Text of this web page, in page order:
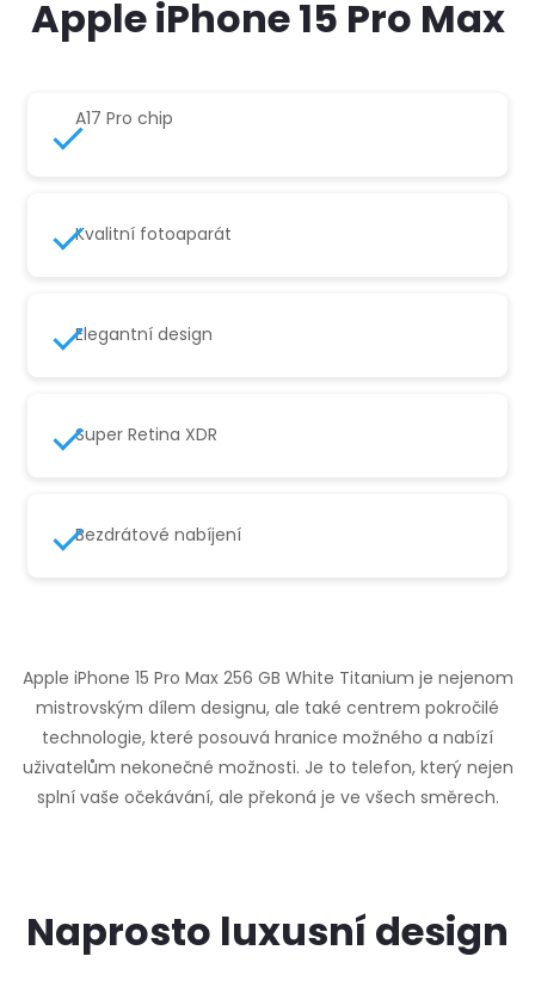
Apple iPhone 15 Pro Max
A17 Pro chip
Kvalitní fotoaparát
Elegantní design
Super Retina XDR
Bezdrátové nabíjení
Apple iPhone 15 Pro Max 256 GB White Titanium je nejenom
mistrovským dílem designu, ale také centrem pokročilé
technologie, které posouvá hranice možného a nabízí
uživatelům nekonečné možnosti. Je to telefon, který nejen
splní vaše očekávání, ale překoná je ve všech směrech.
Naprosto luxusní design